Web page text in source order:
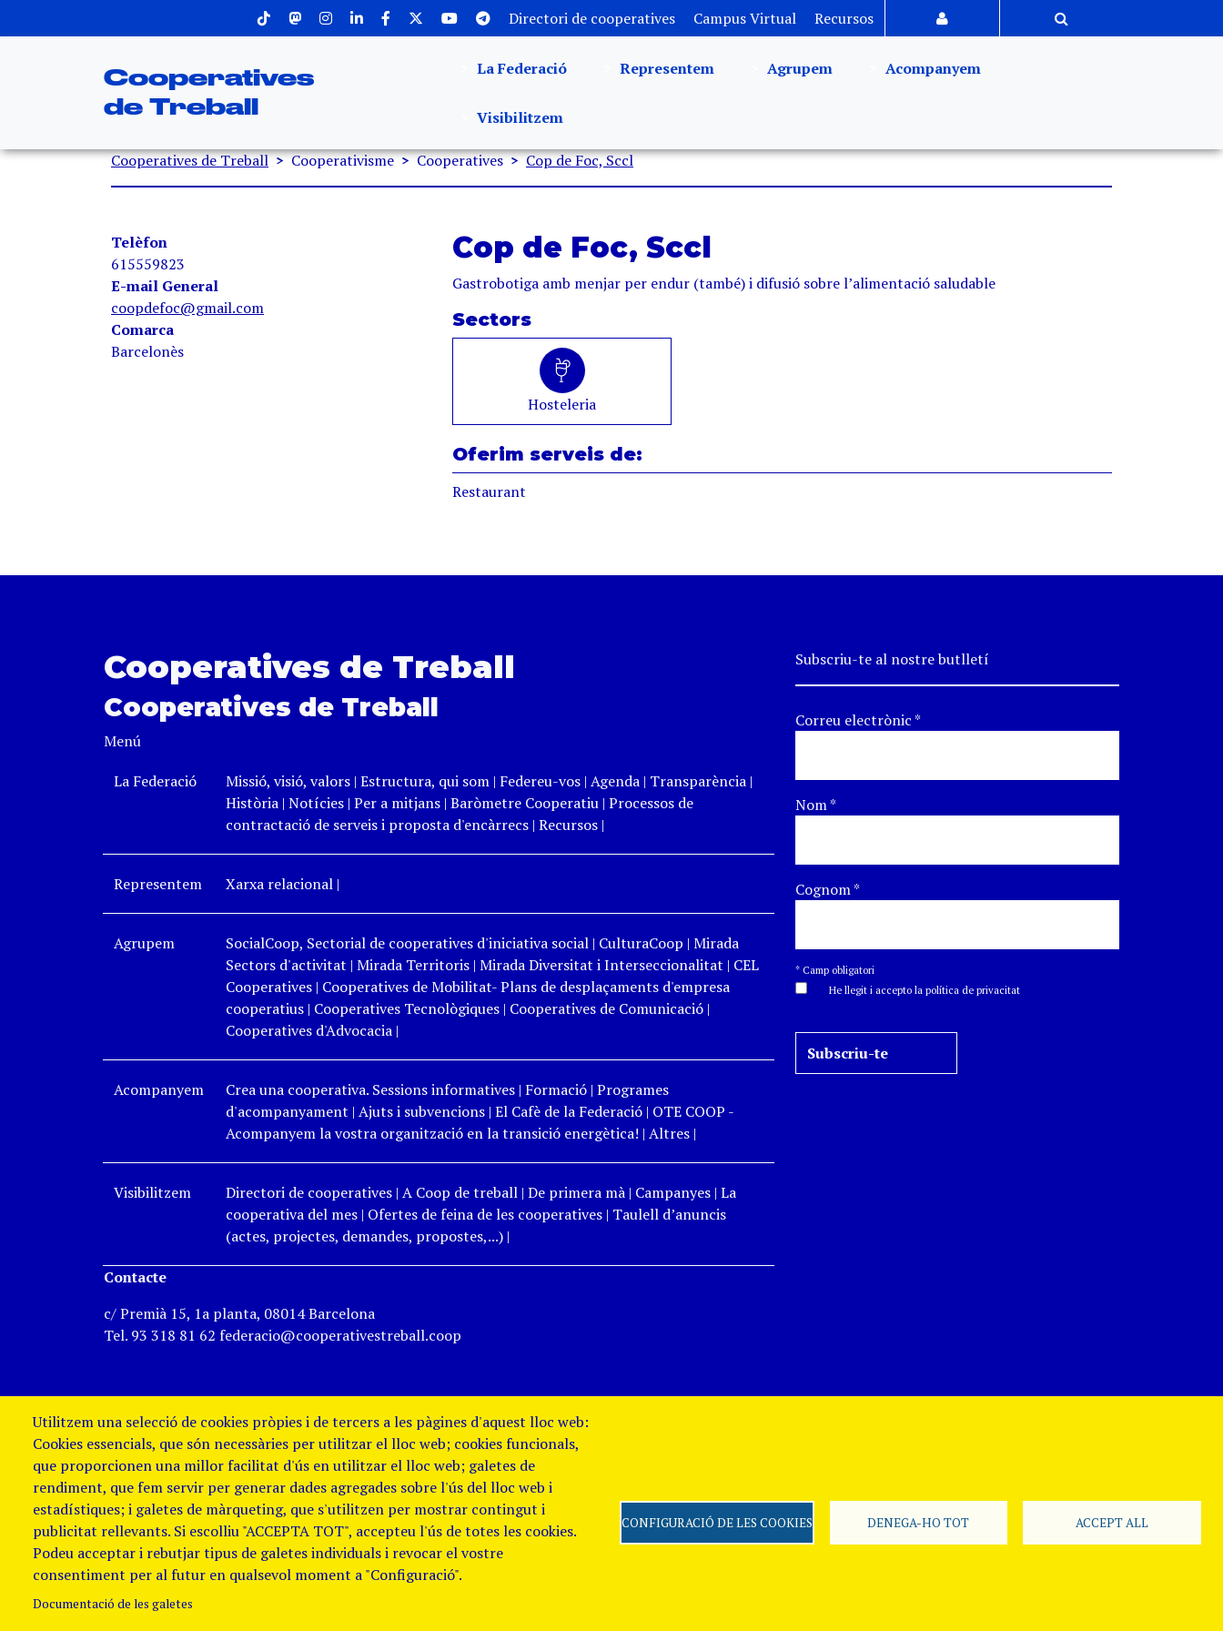
Menu superior Directori de cooperatives Campus Virtual Recursos
Cooperatives
de Treball
La Federació Representem Agrupem Acompanyem
Visibilitzem
Fil d'ariadna
Cooperatives de Treball Cooperativisme Cooperatives Cop de Foc, Sccl
Telèfon
615559823
E-mail General
coopdefoc@gmail.com
Comarca
Barcelonès
Cop de Foc, Sccl
Gastrobotiga amb menjar per endur (també) i difusió sobre l’alimentació saludable
Sectors
Hosteleria
Oferim serveis de:
Restaurant
Cooperatives de Treball
Cooperatives de Treball
Menú
La Federació
Missió, visió, valors| Estructura, qui som| Federeu-vos| Agenda | Transparència|
Història| Notícies | Per a mitjans| Baròmetre Cooperatiu| Processos de
contractació de serveis i proposta d'encàrrecs| Recursos|
Representem Xarxa relacional|
Agrupem SocialCoop, Sectorial de cooperatives d'iniciativa social| CulturaCoop | Mirada
Sectors d'activitat | Mirada Territoris| Mirada Diversitat i Interseccionalitat | CEL
Cooperatives| Cooperatives de Mobilitat- Plans de desplaçaments d'empresa
cooperatius| Cooperatives Tecnològiques| Cooperatives de Comunicació|
Cooperatives d'Advocacia|
Acompanyem Crea una cooperativa. Sessions informatives| Formació| Programes
d'acompanyament | Ajuts i subvencions| El Cafè de la Federació| OTE COOP -
Acompanyem la vostra organització en la transició energètica! | Altres|
Visibilitzem Directori de cooperatives| A Coop de treball| De primera mà| Campanyes| La
cooperativa del mes| Ofertes de feina de les cooperatives| Taulell d’anuncis
(actes, projectes, demandes, propostes,...)|
Contacte
c/ Premià 15, 1a planta, 08014 Barcelona
Tel. 93 318 81 62 federacio@cooperativestreball.coop
Subscriu-te al nostre butlletí
Correu electrònic*
Nom*
Cognom*
* Camp obligatori
He llegit i accepto la política de privacitat
Utilitzem una selecció de cookies pròpies i de tercers a les pàgines d'aquest lloc web:
Cookies essencials, que són necessàries per utilitzar el lloc web; cookies funcionals,
que proporcionen una millor facilitat d'ús en utilitzar el lloc web; galetes de
rendiment, que fem servir per generar dades agregades sobre l'ús del lloc web i
estadístiques; i galetes de màrqueting, que s'utilitzen per mostrar contingut i
publicitat rellevants. Si escolliu "ACCEPTA TOT", accepteu l'ús de totes les cookies.
Podeu acceptar i rebutjar tipus de galetes individuals i revocar el vostre
consentiment per al futur en qualsevol moment a "Configuració".
Documentació de les galetes
CONFIGURACIÓ DE LES COOKIES DENEGA-HO TOT ACCEPT ALL
Avis Legal i Política de galetes Política de Privacitat
de denúncies